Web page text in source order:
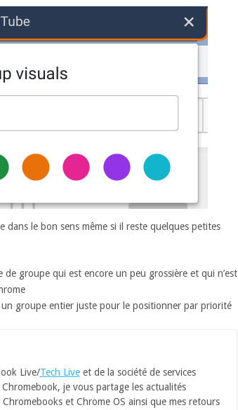
le bon sens même si il reste quelques petites
groupe qui est encore un peu grossière et qui n’est
un groupe entier juste pour le positionner par priorité
Live/Tech Liveet de la société de services
je vous partage les actualités
et Chrome OS ainsi que mes retours